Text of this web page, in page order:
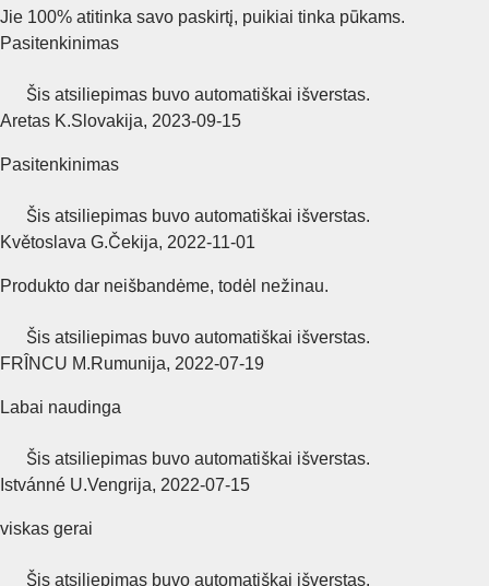
Jie 100% atitinka savo paskirtį, puikiai tinka pūkams.
Pasitenkinimas
Šis atsiliepimas buvo automatiškai išverstas.
Aretas K.Slovakija, 2023‑09‑15
Pasitenkinimas
Šis atsiliepimas buvo automatiškai išverstas.
Květoslava G.Čekija, 2022‑11‑01
Produkto dar neišbandėme, todėl nežinau.
Šis atsiliepimas buvo automatiškai išverstas.
FRÎNCU M.Rumunija, 2022‑07‑19
Labai naudinga
Šis atsiliepimas buvo automatiškai išverstas.
Istvánné U.Vengrija, 2022‑07‑15
viskas gerai
Šis atsiliepimas buvo automatiškai išverstas.